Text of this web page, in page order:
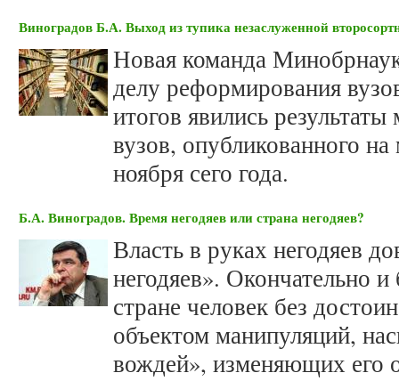
Виноградов Б.А. Выход из тупика незаслуженной
Новая команда
делу реформирования
итогов явились
вузов, опубликованного
ноября сего года.
Б.А. Виноградов. Время негодяев или страна негодяев?
Власть в руках негодяев
негодяев». Окончательно
стране человек без
объектом манипуляций,
вождей», изменяющих его